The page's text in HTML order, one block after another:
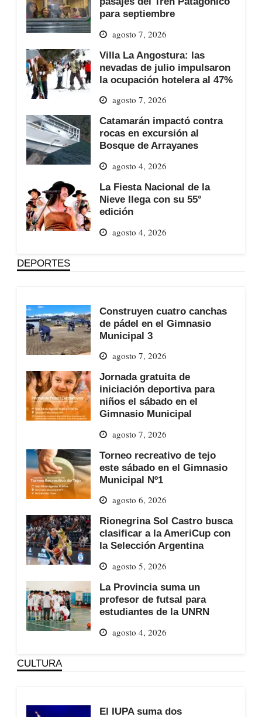
para septiembre
agosto 7, 2026
Villa La Angostura: las
nevadas de julio impulsaron
la ocupación hotelera al 47%
agosto 7, 2026
Catamarán impactó contra
rocas en excursión al
Bosque de Arrayanes
agosto 4, 2026
La Fiesta Nacional de la
Nieve llega con su 55°
edición
agosto 4, 2026
DEPORTES
Construyen cuatro canchas
de pádel en el Gimnasio
Municipal 3
agosto 7, 2026
Jornada gratuita de
iniciación deportiva para
niños el sábado en el
Gimnasio Municipal
agosto 7, 2026
Torneo recreativo de tejo
este sábado en el Gimnasio
Municipal Nº1
agosto 6, 2026
Rionegrina Sol Castro busca
clasificar a la AmeriCup con
la Selección Argentina
agosto 5, 2026
La Provincia suma un
profesor de futsal para
estudiantes de la UNRN
agosto 4, 2026
CULTURA
El IUPA suma dos